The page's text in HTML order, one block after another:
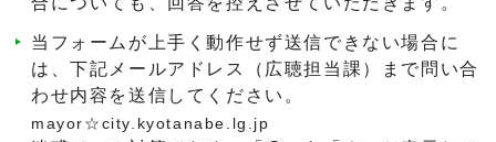
当フォームが上手く動作せず送信できない場合に
は、下記メールアドレス（広聴担当課）まで問い合
わせ内容を送信してください。
mayor☆city.kyotanabe.lg.jp